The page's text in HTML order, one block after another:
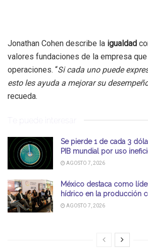
Jonathan Cohen describe la igualdad
valores fundaciones de la empresa
operaciones. “Si cada uno puede
esto les ayuda a mejorar su
recueda.
Te puede interesar
Se pierde 1 de cada 3
PIB mundial por uso
AGOSTO 7, 2026
México destaca como
hídrico en la producción
AGOSTO 7, 2026